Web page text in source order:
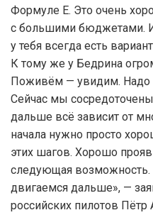
Формуле Е. Это очень
с большими бюджетами. И
у тебя всегда есть
К тому же у Бедрина
Поживём — увидим. Надо
Сейчас мы сосредоточены
дальше всё зависит от
начала нужно просто
этих шагов. Хорошо
следующая возможность.
двигаемся дальше», —
российских пилотов